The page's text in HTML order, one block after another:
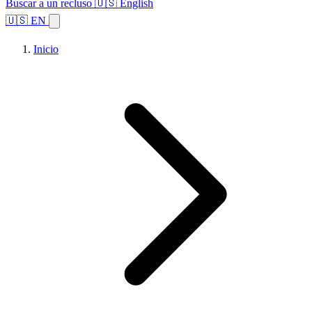
Buscar a un recluso 🇺🇸 English
🇺🇸 EN
Inicio